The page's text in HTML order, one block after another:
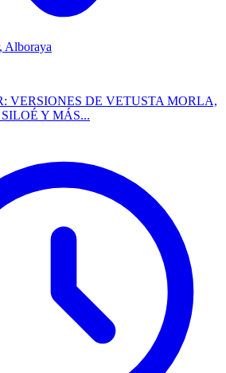
Alboraya
VERSIONES DE VETUSTA MORLA,
Y MÁS...